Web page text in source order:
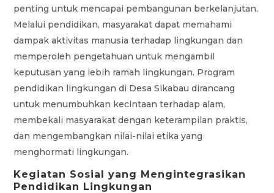
penting untuk mencapai pembangunan berkelanjutan.
Melalui pendidikan, masyarakat dapat memahami
dampak aktivitas manusia terhadap lingkungan dan
memperoleh pengetahuan untuk mengambil
keputusan yang lebih ramah lingkungan. Program
pendidikan lingkungan di Desa Sikabau dirancang
untuk menumbuhkan kecintaan terhadap alam,
membekali masyarakat dengan keterampilan praktis,
dan mengembangkan nilai-nilai etika yang
menghormati lingkungan.
Kegiatan Sosial yang Mengintegrasikan
Pendidikan Lingkungan